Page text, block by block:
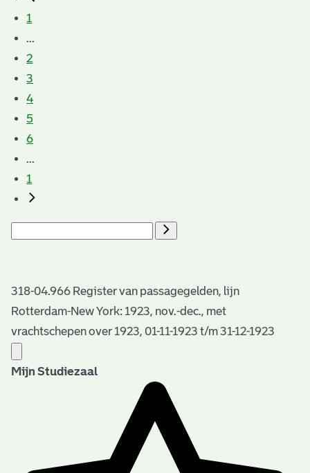
1
...
2
3
4
5
6
...
1
318-04.966 Register van passagegelden, lijn
Rotterdam-New York: 1923, nov.-dec., met
vrachtschepen over 1923, 01-11-1923 t/m 31-12-1923
Mijn Studiezaal